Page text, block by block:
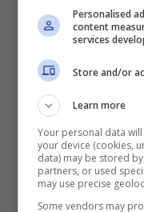
La stessaAura
nella versione
che si distingue
delicato ma
e marrone
romantico,
Personalised
content
services
Store and/or
Learn more
Your personal data
your device (cookies,
data) may be stored
partners, or used
may use precise
Some vendors may